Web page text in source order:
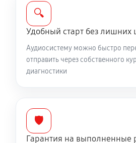
🔍
Удобный старт без лишних
Аудиосистему можно быстро
отправить через собственного
диагностики
🛡️
Гарантия на выполненные